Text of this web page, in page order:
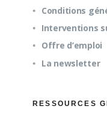
Conditions
Interventions
Offre d’emploi
La newsletter
RESSOURCES